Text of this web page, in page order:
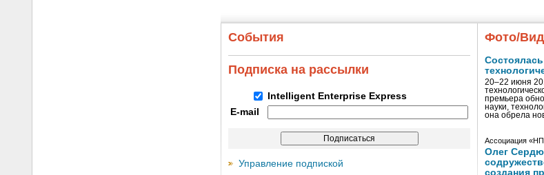
События
Подписка на рассылки
Intelligent Enterprise Express
E-mail
Управление подпиской
Фото/
20–22 июня
премьера
науки,
она обрела
Ассоциация
Олег
создания